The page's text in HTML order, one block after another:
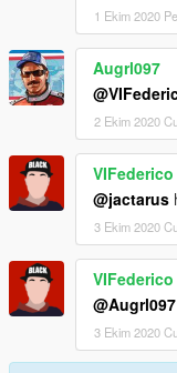
1 Ekim 2020
Augrl097
2 Ekim 2020
VIFederico
@jactarus
3 Ekim 2020
VIFederico
@Augrl097
3 Ekim 2020